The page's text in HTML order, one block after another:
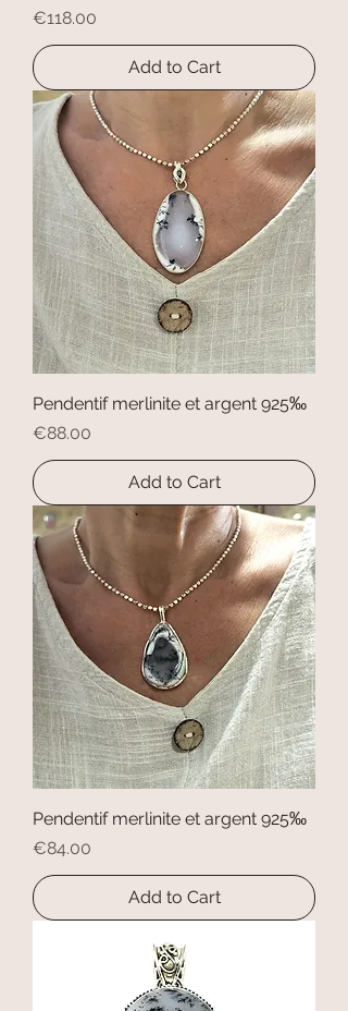
Price
€118.00
Add to Cart
Pendentif merlinite et argent 925‰
Price
€88.00
Add to Cart
Pendentif merlinite et argent 925‰
Price
€84.00
Add to Cart